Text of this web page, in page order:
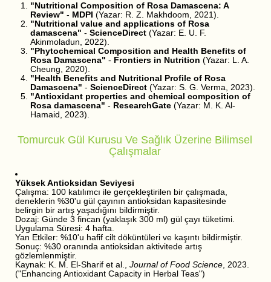
"Nutritional Composition of Rosa Damascena: A
Review" - MDPI (Yazar: R. Z. Makhdoom, 2021).
"Nutritional value and applications of Rosa
damascena" - ScienceDirect (Yazar: E. U. F.
Akinmoladun, 2022).
"Phytochemical Composition and Health Benefits of
Rosa Damascena" - Frontiers in Nutrition (Yazar: L. A.
Cheung, 2020).
"Health Benefits and Nutritional Profile of Rosa
Damascena" - ScienceDirect (Yazar: S. G. Verma, 2023).
"Antioxidant properties and chemical composition of
Rosa damascena" - ResearchGate (Yazar: M. K. Al-
Hamaid, 2023).
Tomurcuk Gül Kurusu Ve Sağlık Üzerine Bilimsel
Çalışmalar
Yüksek Antioksidan Seviyesi
Çalışma: 100 katılımcı ile gerçekleştirilen bir çalışmada,
deneklerin %30'u gül çayının antioksidan kapasitesinde
belirgin bir artış yaşadığını bildirmiştir.
Dozaj: Günde 3 fincan (yaklaşık 300 ml) gül çayı tüketimi.
Uygulama Süresi: 4 hafta.
Yan Etkiler: %10'u hafif cilt döküntüleri ve kaşıntı bildirmiştir.
Sonuç: %30 oranında antioksidan aktivitede artış
gözlemlenmiştir.
Kaynak: K. M. El-Sharif et al., Journal of Food Science, 2023.
("Enhancing Antioxidant Capacity in Herbal Teas")